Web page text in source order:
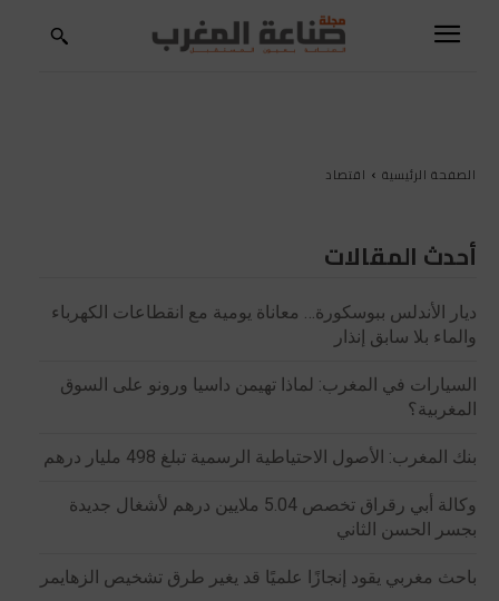
الصفحة الرئيسية اقتصاد
أحدث المقالات
ديار الأندلس ببوسكورة… معاناة يومية مع انقطاعات الكهرباء
والماء بلا سابق إنذار
السيارات في المغرب: لماذا تهيمن داسيا ورونو على السوق
المغربية؟
بنك المغرب: الأصول الاحتياطية الرسمية تبلغ 498 مليار درهم
وكالة أبي رقراق تخصص 5.04 ملايين درهم لأشغال جديدة
بجسر الحسن الثاني
باحث مغربي يقود إنجازًا علميًا قد يغير طرق تشخيص الزهايمر